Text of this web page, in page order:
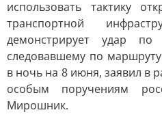
использовать тактику
транспортной
демонстрирует удар по
следовавшему по
в ночь на 8 июня, заявил в
особым поручениям
Мирошник.